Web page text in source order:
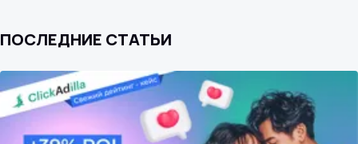
ПОСЛЕДНИЕ СТАТЬИ